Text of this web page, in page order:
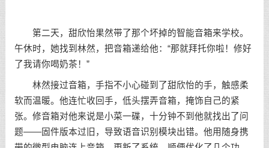
第二天，甜欣怡果然带了那个坏掉的智能音箱来学校。
午休时，她找到林然，把音箱递给他：“那就拜托你啦！修好
了我请你喝奶茶！”
林然接过音箱，手指不小心碰到了甜欣怡的手，触感柔
软而温暖。他连忙收回手，低头摆弄音箱，掩饰自己的紧
张。修音箱对他来说是小菜一碟，十分钟不到他就找出了问
题——固件版本过旧，导致语音识别模块出错。他用随身携